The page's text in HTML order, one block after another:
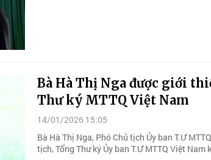
Bà Hà Thị Nga được giới
Thư ký MTTQ Việt Nam
14/01/2026 15:05
Bà Hà Thị Nga, Phó Chủ tịch Ủy ban T.Ư
tịch, Tổng Thư ký Ủy ban T.Ư MTTQ Việt Nam